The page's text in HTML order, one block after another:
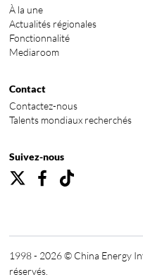
À la une
Actualités régionales
Fonctionnalité
Mediaroom
Contact
Contactez-nous
Talents mondiaux recherchés
Suivez-nous
1998 - 2026 © China Energy
réservés.